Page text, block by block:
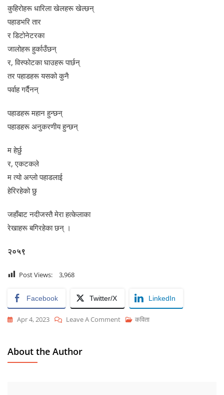
कुहिरोहरू धारिला खेलहरू खेल्छन्
पहाडभरि तार
र डिटोनेटरका
जालोहरू हुर्काउँछन्
र, विस्फोटका घाउहरू पार्छन्
तर पहाडहरू यसको कुनै
पर्वाह गर्दैनन्
पहाडहरू महान हुन्छन्
पहाडहरू अनुकरणीय हुन्छन्
म हेर्छु
र, एकटकले
म त्यो अग्लो पहाडलाई
हेरिरहेको छु
जहाँबाट नदीजस्तै मेरा हत्केलाका
रेखाहरू बगिरहेका छन् ।
२०५९
Post Views: 3,968
Facebook Twitter/X LinkedIn
Apr 4, 2023 Leave A CommentOn
कविता
About the Author